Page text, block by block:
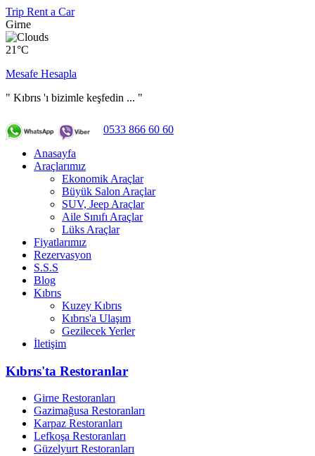
Trip Rent a Car
Girne
21°C
Mesafe Hesapla
" Kıbrıs 'ı bizimle keşfedin ... "
0533 866 60 60
Anasayfa
Araçlarımız
Ekonomik Araçlar
Büyük Salon Araçlar
SUV, Jeep Araçlar
Aile Sınıfı Araçlar
Lüks Araçlar
Fiyatlarımız
Rezervasyon
S.S.S
Blog
Kıbrıs
Kuzey Kıbrıs
Kıbrıs'a Ulaşım
Gezilecek Yerler
İletişim
Kıbrıs'ta Restoranlar
Girne Restoranları
Gazimağusa Restoranları
Karpaz Restoranları
Lefkoşa Restoranları
Güzelyurt Restoranları